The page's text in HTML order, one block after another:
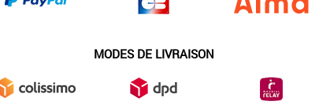
MODES DE LIVRAISON